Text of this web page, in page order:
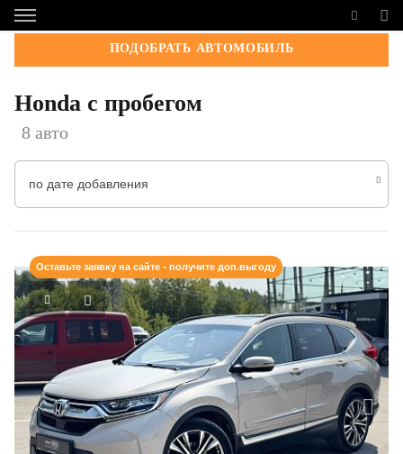
ПОДОБРАТЬ АВТОМОБИЛЬ
Honda с пробегом
8 авто
по дате добавления
Оставьте заявку на сайте - получите доп.выгоду